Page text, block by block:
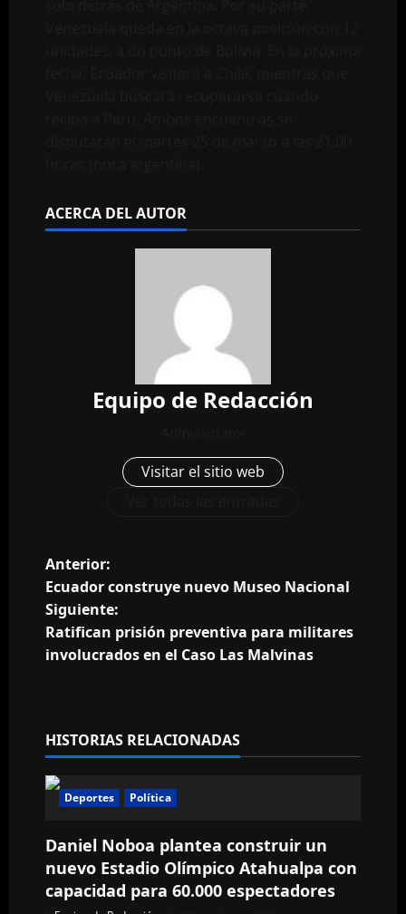
ACERCA DEL AUTOR
Equipo de Redacción
Visitar el sitio web
N
a
v
a
c
i
ó
Anterior:
Ecuador construye nuevo Museo Nacional
Siguiente:
Ratifican prisión preventiva para militares
involucrados en el Caso Las Malvinas
HISTORIAS RELACIONADAS
Deportes Política
Daniel Noboa plantea construir un
nuevo Estadio Olímpico Atahualpa con
capacidad para 60.000 espectadores